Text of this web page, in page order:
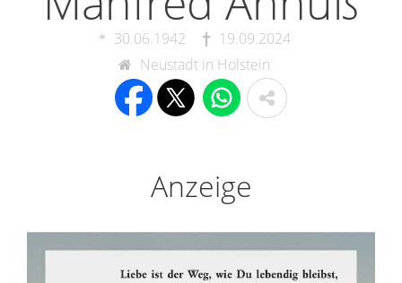
30.06.1942
19.09.2024
Neustadt in Holstein
Anzeige